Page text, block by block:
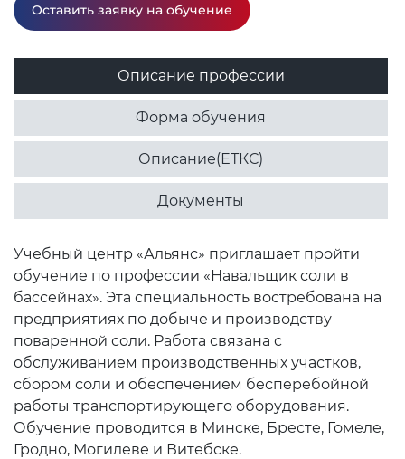
Оставить заявку на обучение
Описание профессии
Форма обучения
Описание(ЕТКС)
Документы
Учебный центр «Альянс» приглашает пройти
обучение по профессии «Навальщик соли в
бассейнах». Эта специальность востребована на
предприятиях по добыче и производству
поваренной соли. Работа связана с
обслуживанием производственных участков,
сбором соли и обеспечением бесперебойной
работы транспортирующего оборудования.
Обучение проводится в Минске, Бресте, Гомеле,
Гродно, Могилеве и Витебске.